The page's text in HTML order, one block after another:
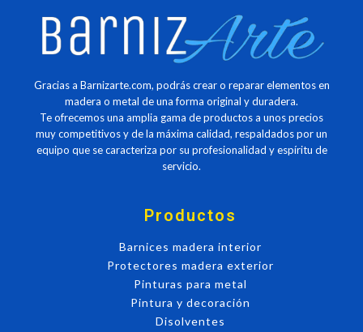
Gracias a Barnizarte.com, podrás crear o reparar elementos en
madera o metal de una forma original y duradera.
Te ofrecemos una amplia gama de productos a unos precios
muy competitivos y de la máxima calidad, respaldados por un
equipo que se caracteriza por su profesionalidad y espíritu de
servicio.
Productos
Barnices madera interior
Protectores madera exterior
Pinturas para metal
Pintura y decoración
Disolventes